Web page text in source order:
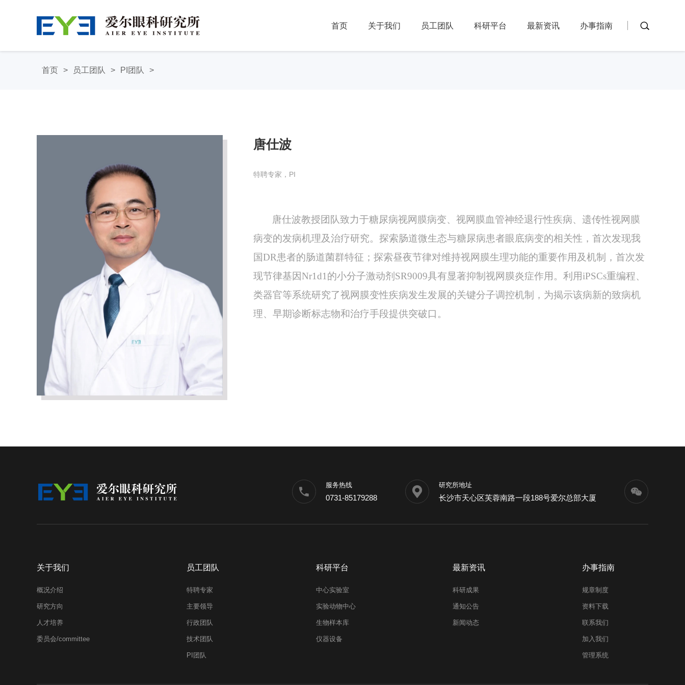
首页 关于我们 员工团队 科研平台 最新资讯 办事指南
首页 > 员工团队 > PI团队 >
唐仕波
特聘专家，PI
唐仕波教授团队致力于糖尿病视网膜病变、视网膜血管神经退行性疾病、遗传性视网膜
病变的发病机理及治疗研究。探索肠道微生态与糖尿病患者眼底病变的相关性，首次发现我
国DR患者的肠道菌群特征；探索昼夜节律对维持视网膜生理功能的重要作用及机制，首次发
现节律基因Nr1d1 的小分子激动剂 SR9009具有显著抑制视网膜炎症作用。利用iPSCs重编程、
类器官等系统研究了视网膜变性疾病发生发展的关键分子调控机制，为揭示该病新的致病机
理、早期诊断标志物和治疗手段提供突破口。
服务热线
0731-85179288
研究所地址
长沙市天心区芙蓉南路一段188号爱尔总部大厦
关于我们
概况介绍
研究方向
人才培养
委员会/committee
员工团队
特聘专家
主要领导
行政团队
技术团队
PI团队
科研平台
中心实验室
实验动物中心
生物样本库
仪器设备
最新资讯
科研成果
通知公告
新闻动态
办事指南
规章制度
资料下载
联系我们
加入我们
管理系统